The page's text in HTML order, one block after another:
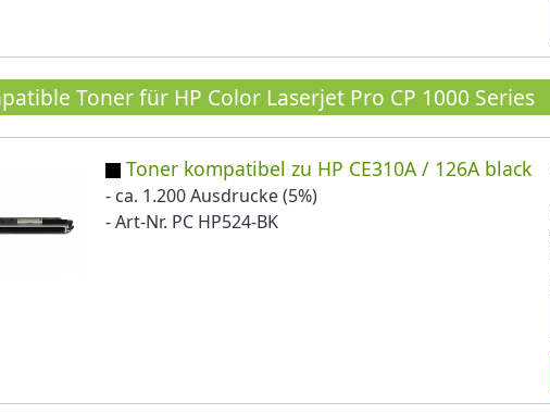
Toner für HP Color Laserjet Pro CP 1000 Series
Toner kompatibel zu HP CE310A / 126A black
- ca. 1.200 Ausdrucke (5%)
- Art-Nr. PC HP524-BK